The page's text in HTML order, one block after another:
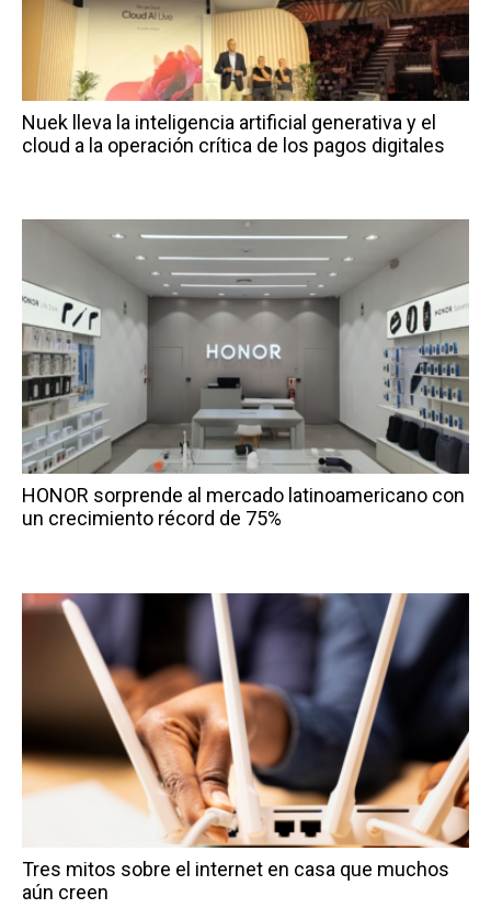
Nuek lleva la inteligencia artificial generativa y el
cloud a la operación crítica de los pagos digitales
HONOR sorprende al mercado latinoamericano con
un crecimiento récord de 75%
Tres mitos sobre el internet en casa que muchos
aún creen